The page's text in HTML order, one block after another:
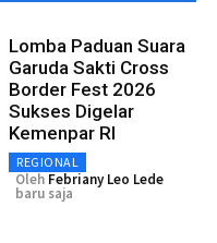
Lomba Paduan Suara
Garuda Sakti Cross
Border Fest 2026
Sukses Digelar
Kemenpar RI
REGIONAL
Oleh Febriany Leo Lede
baru saja